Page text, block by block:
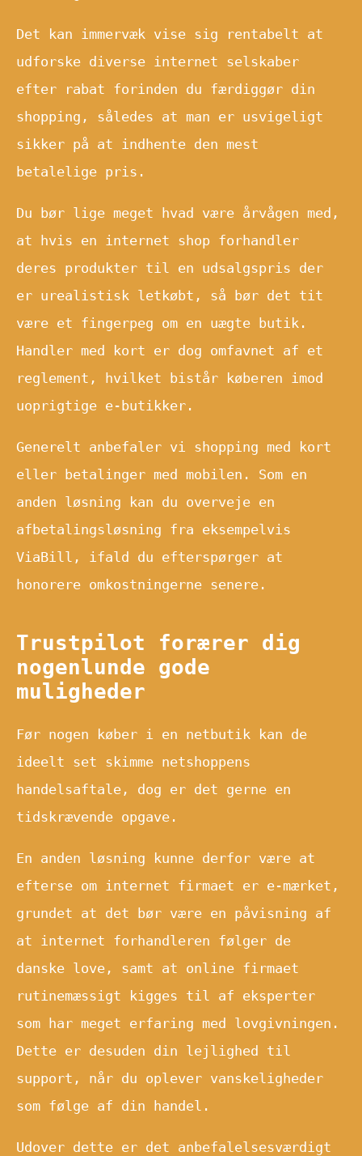
Det kan immervæk vise sig rentabelt at
udforske diverse internet selskaber
efter rabat forinden du færdiggør din
shopping, således at man er usvigeligt
sikker på at indhente den mest
betalelige pris.
Du bør lige meget hvad være årvågen med,
at hvis en internet shop forhandler
deres produkter til en udsalgspris der
er urealistisk letkøbt, så bør det tit
være et fingerpeg om en uægte butik.
Handler med kort er dog omfavnet af et
reglement, hvilket bistår køberen imod
uoprigtige e-butikker.
Generelt anbefaler vi shopping med kort
eller betalinger med mobilen. Som en
anden løsning kan du overveje en
afbetalingsløsning fra eksempelvis
ViaBill, ifald du efterspørger at
honorere omkostningerne senere.
Trustpilot forærer dig
nogenlunde gode
muligheder
Før nogen køber i en netbutik kan de
ideelt set skimme netshoppens
handelsaftale, dog er det gerne en
tidskrævende opgave.
En anden løsning kunne derfor være at
efterse om internet firmaet er e-mærket,
grundet at det bør være en påvisning af
at internet forhandleren følger de
danske love, samt at online firmaet
rutinemæssigt kigges til af eksperter
som har meget erfaring med lovgivningen.
Dette er desuden din lejlighed til
support, når du oplever vanskeligheder
som følge af din handel.
Udover dette er det anbefalelsesværdigt